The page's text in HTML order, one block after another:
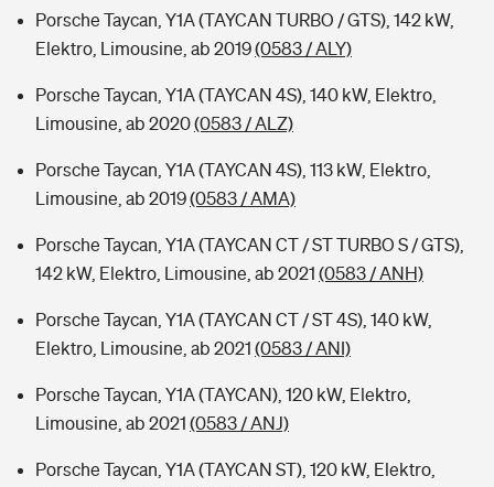
Sie haben Fragen?
Zur Übersicht
Tools
Kinderunfall-Check: Mehr Sicherheit für deine Kids
Typklassen: So ist Ihr Auto eingestuft
Sie haben Fragen?
Porsche Taycan, Y1A (TAYCAN TURBO / GTS), 142 kW,
Elektro, Limousine, ab 2019(0583 / ALY)
Porsche Taycan, Y1A (TAYCAN 4S), 140 kW, Elektro,
Limousine, ab 2020(0583 / ALZ)
Porsche Taycan, Y1A (TAYCAN 4S), 113 kW, Elektro,
Limousine, ab 2019(0583 / AMA)
Porsche Taycan, Y1A (TAYCAN CT / ST TURBO S / GTS),
142 kW, Elektro, Limousine, ab 2021 (0583 / ANH)
Porsche Taycan, Y1A (TAYCAN CT / ST 4S), 140 kW,
Elektro, Limousine, ab 2021 (0583 / ANI)
Porsche Taycan, Y1A (TAYCAN), 120 kW, Elektro,
Limousine, ab 2021 (0583 / ANJ)
Porsche Taycan, Y1A (TAYCAN ST), 120 kW, Elektro,